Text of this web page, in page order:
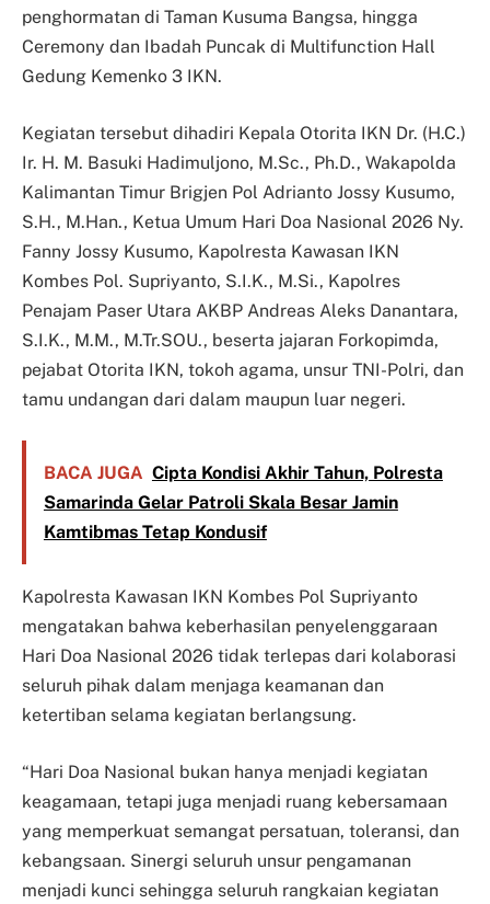
penghormatan di Taman Kusuma Bangsa, hingga
Ceremony dan Ibadah Puncak di Multifunction Hall
Gedung Kemenko 3 IKN.
Kegiatan tersebut dihadiri Kepala Otorita IKN Dr. (H.C.)
Ir. H. M. Basuki Hadimuljono, M.Sc., Ph.D., Wakapolda
Kalimantan Timur Brigjen Pol Adrianto Jossy Kusumo,
S.H., M.Han., Ketua Umum Hari Doa Nasional 2026 Ny.
Fanny Jossy Kusumo, Kapolresta Kawasan IKN
Kombes Pol. Supriyanto, S.I.K., M.Si., Kapolres
Penajam Paser Utara AKBP Andreas Aleks Danantara,
S.I.K., M.M., M.Tr.SOU., beserta jajaran Forkopimda,
pejabat Otorita IKN, tokoh agama, unsur TNI-Polri, dan
tamu undangan dari dalam maupun luar negeri.
BACA JUGA Cipta Kondisi Akhir Tahun, Polresta
Samarinda Gelar Patroli Skala Besar Jamin
Kamtibmas Tetap Kondusif
Kapolresta Kawasan IKN Kombes Pol Supriyanto
mengatakan bahwa keberhasilan penyelenggaraan
Hari Doa Nasional 2026 tidak terlepas dari kolaborasi
seluruh pihak dalam menjaga keamanan dan
ketertiban selama kegiatan berlangsung.
“Hari Doa Nasional bukan hanya menjadi kegiatan
keagamaan, tetapi juga menjadi ruang kebersamaan
yang memperkuat semangat persatuan, toleransi, dan
kebangsaan. Sinergi seluruh unsur pengamanan
menjadi kunci sehingga seluruh rangkaian kegiatan